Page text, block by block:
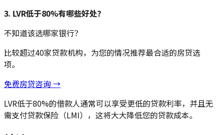
3. LVR低于80%有哪些好处？
不知道该选哪家银行？
比较超过40家贷款机构，为您的情况推荐最合适的房贷选
项。
免费房贷咨询 →
LVR低于80%的借款人通常可以享受更低的贷款利率，并且无
需支付贷款保险（LMI），这将大大降低您的贷款成本。